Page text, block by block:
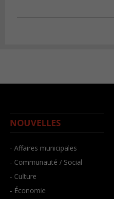
NOUVELLES
- Affaires municipales
- Communauté / Social
- Culture
- Économie